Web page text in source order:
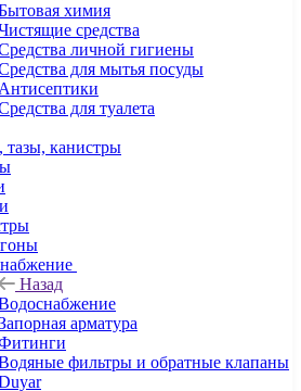
химия
средства
личной гигиены
для мытья посуды
Антисептики
для туалета
тазы, канистры
Назад
арматура
фильтры и обратные клапаны